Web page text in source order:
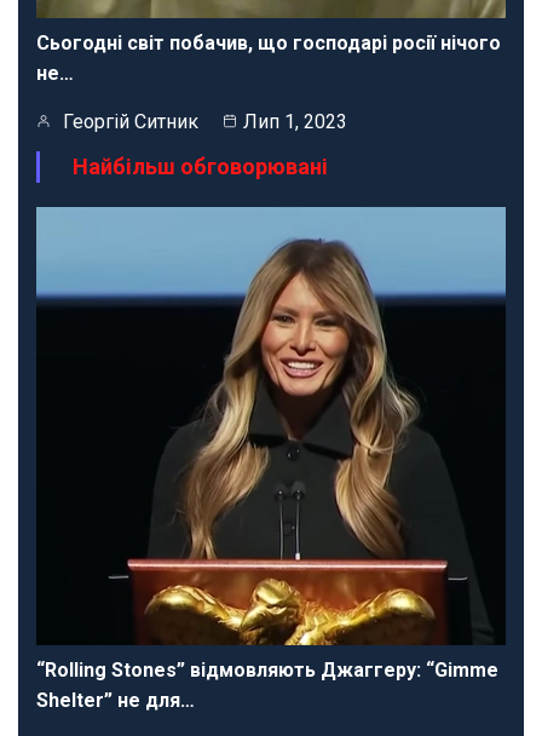
Сьогодні світ побачив, що господарі росії нічого
не…
Георгій Ситник Лип 1, 2023
Найбільш обговорювані
“Rolling Stones” відмовляють Джаггеру: “Gimme
Shelter” не для…